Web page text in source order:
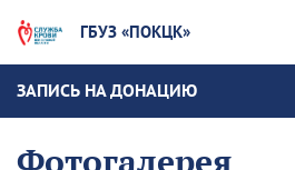
ГБУЗ «ПОКЦК»
ЗАПИСЬ НА ДОНАЦИЮ
Фотогалерея